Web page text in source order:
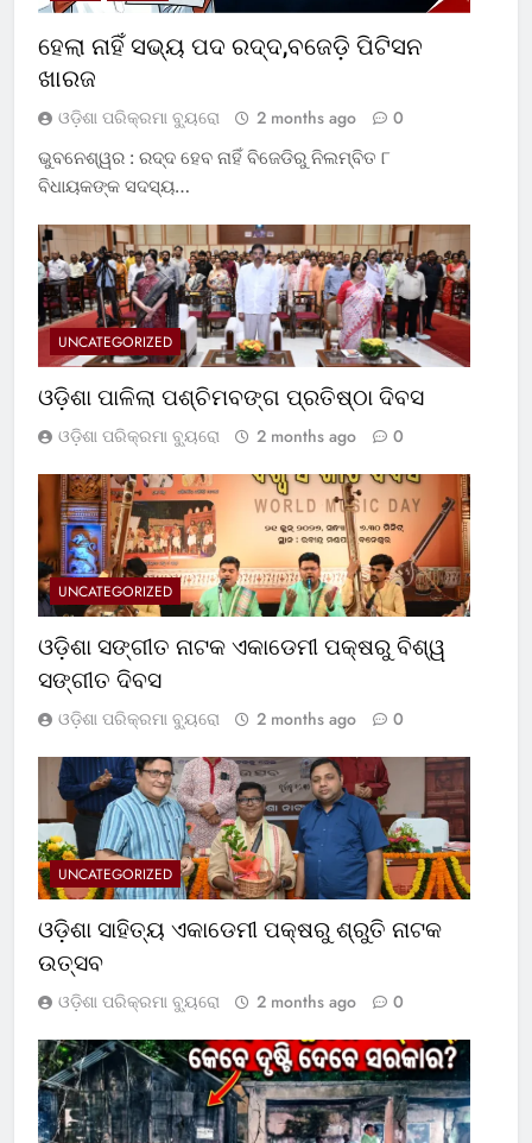
ହେଲା ନାହିଁ ସଭ୍ୟ ପଦ ରଦ୍ଦ,ବଜେଡ଼ି ପିଟିସନ
ଖାରଜ
ଓଡ଼ିଶା ପରିକ୍ରମା ବ୍ୟୁରୋ 2 months ago 0
ଭୁବନେଶ୍ୱର : ରଦ୍ଦ ହେବ ନାହିଁ ବିଜେଡିରୁ ନିଲମ୍ବିତ ୮
ବିଧାୟକଙ୍କ ସଦସ୍ୟ…
UNCATEGORIZED
ଓଡ଼ିଶା ପାଳିଲା ପଶ୍ଚିମବଙ୍ଗ ପ୍ରତିଷ୍ଠା ଦିବସ
ଓଡ଼ିଶା ପରିକ୍ରମା ବ୍ୟୁରୋ 2 months ago 0
UNCATEGORIZED
ଓଡ଼ିଶା ସଙ୍ଗୀତ ନାଟକ ଏକାଡେମୀ ପକ୍ଷରୁ ବିଶ୍ୱ
ସଙ୍ଗୀତ ଦିବସ
ଓଡ଼ିଶା ପରିକ୍ରମା ବ୍ୟୁରୋ 2 months ago 0
UNCATEGORIZED
ଓଡ଼ିଶା ସାହିତ୍ୟ ଏକାଡେମୀ ପକ୍ଷରୁ ଶ୍ରୁତି ନାଟକ
ଉତ୍ସବ
ଓଡ଼ିଶା ପରିକ୍ରମା ବ୍ୟୁରୋ 2 months ago 0